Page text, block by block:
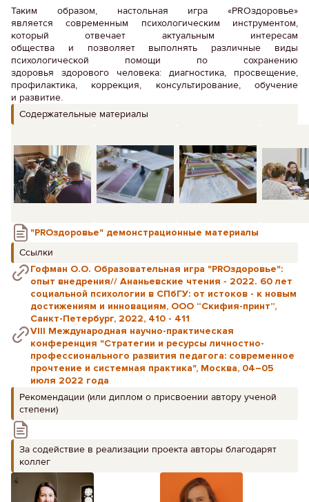
Таким образом, настольная игра «PROздоровье»
является современным психологическим инструментом,
который отвечает актуальным интересам
общества и позволяет выполнять различные виды
психологической помощи по сохранению
здоровья здорового человека: диагностика, просвещение,
профилактика, коррекция, консультирование, обучение
и развитие.
Содержательные материалы
"PROздоровье" демонстрационные материалы
Ссылки
Гофман О.О. Образовательная игра "PROздоровье":
опыт внедрения// Ананьевские чтения - 2022. 60 лет
социальной психологии в СПбГУ: от истоков - к новым
достижениям и инновациям, ООО “Скифия-принт”,
Санкт-Петербург, 2022, 410 - 411
VIII Международная научно-практическая
конференция "Стратегии и ресурсы личностно-
профессионального развития педагога: современное
прочтение и системная практика", Москва, 04–05
июля 2022 года
Рекомендации (или диплом о присвоении автору ученой
степени)
За содействие в реализации проекта авторы благодарят
коллег